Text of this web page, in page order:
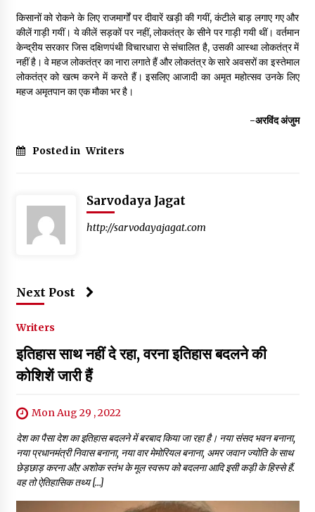
किसानों को रोकने के लिए राजमार्गों पर दीवारें खड़ी की गयीं, कंटीले बाड़ लगाए गए और
कीलें गाड़ी गयीं। ये कीलें सड़कों पर नहीं, लोकतंत्र के सीने पर गाड़ी गयी थीं। वर्तमान
केन्द्रीय सरकार जिस दक्षिणपंथी विचारधारा से संचालित है, उसकी आस्था लोकतंत्र में
नहीं है। वे महज लोकतंत्र का नारा लगाते हैं और लोकतंत्र के सारे अवसरों का इस्तेमाल
लोकतंत्र को खत्म करने में करते हैं। इसलिए आजादी का अमृत महोत्सव उनके लिए
महज अमृतपान का एक मौका भर है।
-अरविंद अंजुम
Posted in Writers
Sarvodaya Jagat
http://sarvodayajagat.com
Next Post
Writers
इतिहास साथ नहीं दे रहा, वरना इतिहास बदलने की
कोशिशें जारी हैं
Mon Aug 29 , 2022
देश का पैसा देश का इतिहास बदलने में बरबाद किया जा रहा है। नया संसद भवन बनाना,
नया प्रधानमंत्री निवास बनाना, नया वार मेमोरियल बनाना, अमर जवान ज्योति के साथ
छेड़छाड़ करना औऱ अशोक स्तंभ के मूल स्वरूप को बदलना आदि इसी कड़ी के हिस्से हैं.
वह तो ऐतिहासिक तथ्य […]